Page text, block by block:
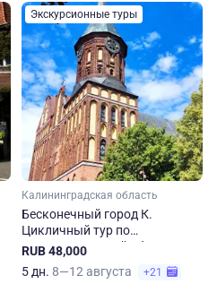
Экскурсионные туры
Калининградская область
Бесконечный город К.
Цикличный тур по
Калининградской области на
RUB 48,000
5 дн. 8—12 августа +21